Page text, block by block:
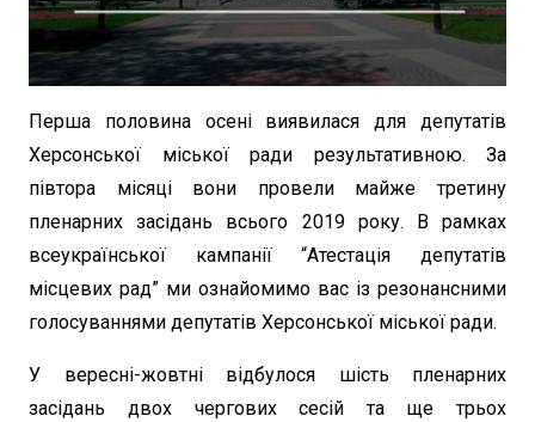
Перша половина осені виявилася для депутатів
Херсонської міської ради результативною. За
півтора місяці вони провели майже третину
пленарних засідань всього 2019 року. В рамках
всеукраїнської кампанії “Атестація депутатів
місцевих рад” ми ознайомимо вас із резонансними
голосуваннями депутатів Херсонської міської ради.
У вересні-жовтні відбулося шість пленарних
засідань двох чергових сесій та ще трьох